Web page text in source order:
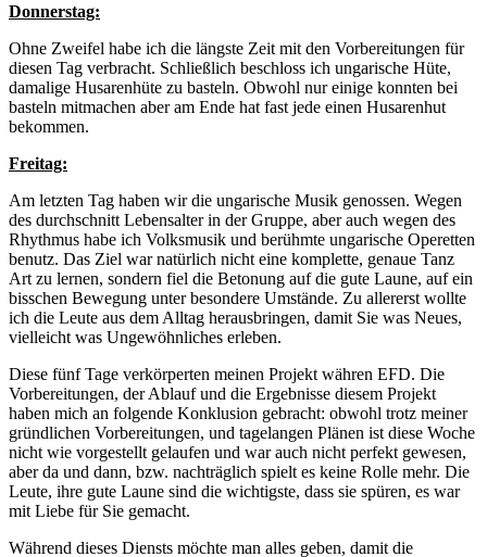
Donnerstag:
Ohne Zweifel habe ich die längste Zeit mit den Vorbereitungen für
diesen Tag verbracht. Schließlich beschloss ich ungarische Hüte,
damalige Husarenhüte zu basteln. Obwohl nur einige konnten bei
basteln mitmachen aber am Ende hat fast jede einen Husarenhut
bekommen.
Freitag:
Am letzten Tag haben wir die ungarische Musik genossen. Wegen
des durchschnitt Lebensalter in der Gruppe, aber auch wegen des
Rhythmus habe ich Volksmusik und berühmte ungarische Operetten
benutz. Das Ziel war natürlich nicht eine komplette, genaue Tanz
Art zu lernen, sondern fiel die Betonung auf die gute Laune, auf ein
bisschen Bewegung unter besondere Umstände. Zu allererst wollte
ich die Leute aus dem Alltag herausbringen, damit Sie was Neues,
vielleicht was Ungewöhnliches erleben.
Diese fünf Tage verkörperten meinen Projekt währen EFD. Die
Vorbereitungen, der Ablauf und die Ergebnisse diesem Projekt
haben mich an folgende Konklusion gebracht: obwohl trotz meiner
gründlichen Vorbereitungen, und tagelangen Plänen ist diese Woche
nicht wie vorgestellt gelaufen und war auch nicht perfekt gewesen,
aber da und dann, bzw. nachträglich spielt es keine Rolle mehr. Die
Leute, ihre gute Laune sind die wichtigste, dass sie spüren, es war
mit Liebe für Sie gemacht.
Während dieses Diensts möchte man alles geben, damit die